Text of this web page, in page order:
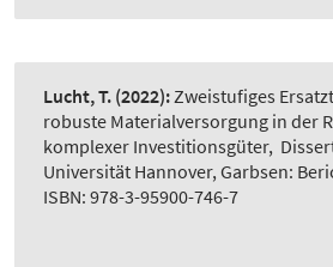
Lucht, T. (2022):Zweistufiges
robuste Materialversorgung in der
komplexer Investitionsgüter,
Universität Hannover, Garbsen:
ISBN: 978-3-95900-746-7